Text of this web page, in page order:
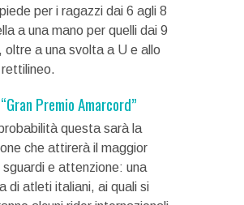
per i ragazzi dai 6 agli 8
a una mano per quelli dai 9
oltre a una svolta a U e allo
Premio Amarcord”
questa sarà la
che attirerà il maggior
sguardi e attenzione: una
di atleti italiani, ai quali si